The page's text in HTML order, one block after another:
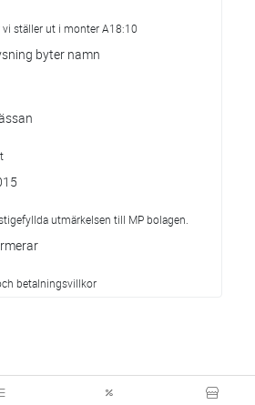
ställer ut i monter A18:10
byter namn
utmärkelsen till MP bolagen.
betalningsvillkor